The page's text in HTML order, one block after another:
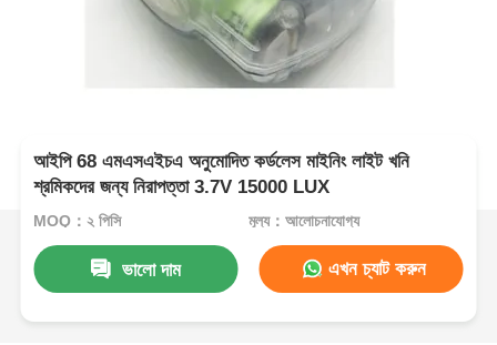
আইপি 68 এমএসএইচএ অনুমোদিত কর্ডলেস মাইনিং লাইট খনি
শ্রমিকদের জন্য নিরাপত্তা 3.7V 15000 LUX
MOQ：২ পিসি মূল্য：আলোচনাযোগ্য
ভালো দাম এখন চ্যাট করুন